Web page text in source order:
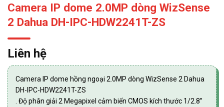
Camera IP dome 2.0MP dòng WizSense
2 Dahua DH-IPC-HDW2241T-ZS
Liên hệ
Camera IP dome hồng ngoại 2.0MP dòng WizSense 2 Dahua
DH-IPC-HDW2241T-ZS
. Độ phân giải 2 Megapixel cảm biến CMOS kích thước 1/2.8”